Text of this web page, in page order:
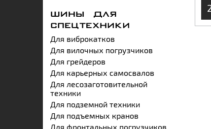
ШИНЫ ДЛЯ
СПЕЦТЕХНИКИ
Для виброкатков
Для вилочных погрузчиков
Для грейдеров
Для карьерных самосвалов
Для лесозаготовительной
техники
Для подземной техники
Для подъемных кранов
Для фронтальных погрузчиков